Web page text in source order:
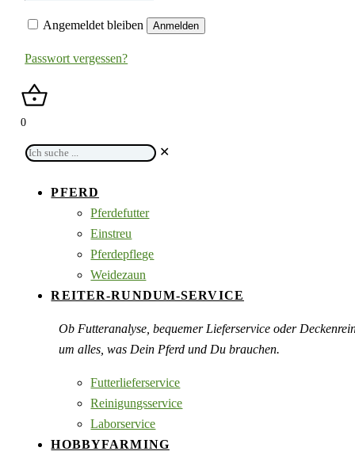
Angemeldet bleiben Anmelden
Passwort vergessen?
0
Ich
✕
PFERD
Pferdefutter
Einstreu
Pferdepflege
Weidezaun
REITER-RUNDUM-SERVICE
Ob Futteranalyse, bequemer Lieferservice oder
um alles, was Dein Pferd und Du brauchen.
Futterlieferservice
Reinigungsservice
Laborservice
HOBBYFARMING